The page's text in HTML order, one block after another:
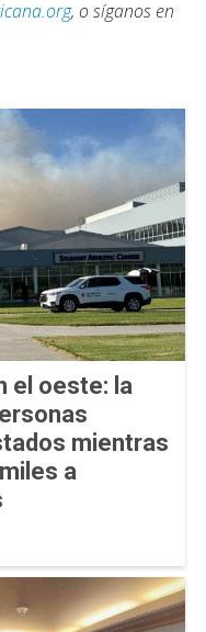
, o síganos en
el oeste: la
mientras
a